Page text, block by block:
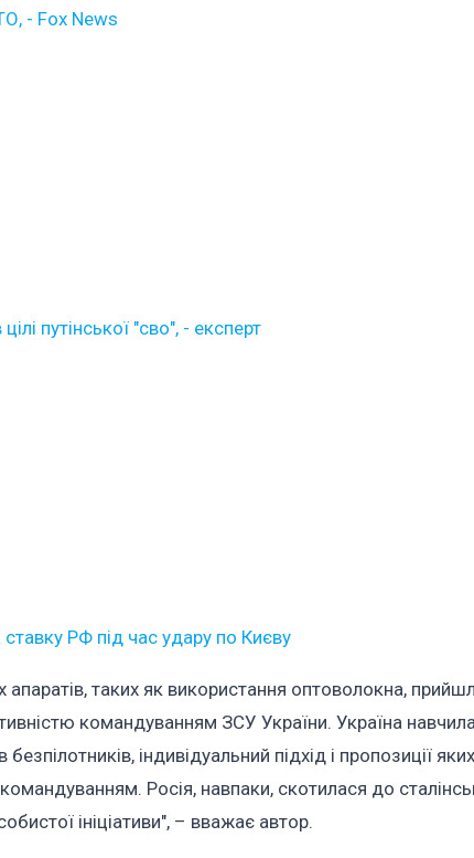
- Fox News
путінської "сво", - експерт
РФ під час удару по Києву
апаратів, таких як використання оптоволокна,
командуванням ЗСУ України. Україна
індивідуальний підхід і пропозиції яких
Росія, навпаки, скотилася до
ініціативи", – вважає автор.